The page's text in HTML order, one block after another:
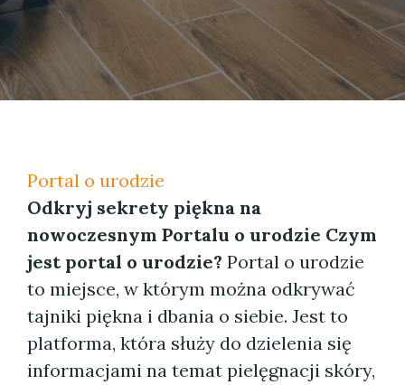
Portal o urodzie
Odkryj sekrety piękna na
nowoczesnym Portalu o urodzie Czym
jest portal o urodzie? Portal o urodzie
to miejsce, w którym można odkrywać
tajniki piękna i dbania o siebie. Jest to
platforma, która służy do dzielenia się
informacjami na temat pielęgnacji skóry,